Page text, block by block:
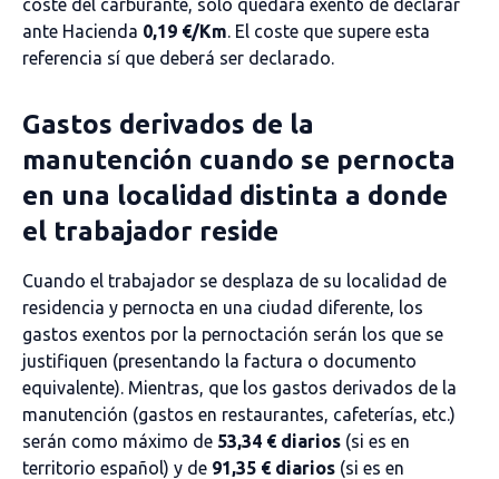
coste del carburante, solo quedará exento de declarar
ante Hacienda 0,19 €/Km. El coste que supere esta
referencia sí que deberá ser declarado.
Gastos derivados de la
manutención cuando se pernocta
en una localidad distinta a donde
el trabajador reside
Cuando el trabajador se desplaza de su localidad de
residencia y pernocta en una ciudad diferente, los
gastos exentos por la pernoctación serán los que se
justifiquen (presentando la factura o documento
equivalente). Mientras, que los gastos derivados de la
manutención (gastos en restaurantes, cafeterías, etc.)
serán como máximo de 53,34 € diarios (si es en
territorio español) y de 91,35 € diarios (si es en